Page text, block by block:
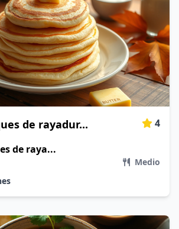
de rayadur...
4
de raya...
Medio